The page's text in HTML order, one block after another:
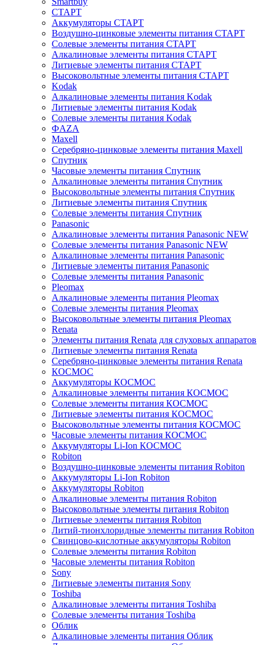
СТАРТ
Аккумуляторы СТАРТ
Воздушно-цинковые элементы питания СТАРТ
Солевые элементы питания СТАРТ
Алкалиновые элементы питания СТАРТ
Литиевые элементы питания СТАРТ
Высоковольтные элементы питания СТАРТ
Kodak
Алкалиновые элементы питания Kodak
Литиевые элементы питания Kodak
Солевые элементы питания Kodak
ФAZA
Maxell
Серебряно-цинковые элементы питания Maxell
Спутник
Часовые элементы питания Спутник
Алкалиновые элементы питания Спутник
Высоковольтные элементы питания Спутник
Литиевые элементы питания Спутник
Солевые элементы питания Спутник
Panasonic
Алкалиновые элементы питания Panasonic NEW
Солевые элементы питания Panasonic NEW
Алкалиновые элементы питания Panasonic
Литиевые элементы питания Panasonic
Солевые элементы питания Panasonic
Pleomax
Алкалиновые элементы питания Pleomax
Солевые элементы питания Pleomax
Высоковольтные элементы питания Pleomax
Renata
Элементы питания Renata для слуховых аппаратов
Литиевые элементы питания Renata
Серебряно-цинковые элементы питания Renata
КОСМОС
Аккумуляторы КОСМОС
Алкалиновые элементы питания КОСМОС
Солевые элементы питания КОСМОС
Литиевые элементы питания КОСМОС
Высоковольтные элементы питания КОСМОС
Часовые элементы питания КОСМОС
Аккумуляторы Li-Ion КОСМОС
Robiton
Воздушно-цинковые элементы питания Robiton
Аккумуляторы Li-Ion Robiton
Аккумуляторы Robiton
Алкалиновые элементы питания Robiton
Высоковольтные элементы питания Robiton
Литиевые элементы питания Robiton
Литий-тионхлоридные элементы питания Robiton
Свинцово-кислотные аккумуляторы Robiton
Солевые элементы питания Robiton
Часовые элементы питания Robiton
Sony
Литиевые элементы питания Sony
Toshiba
Алкалиновые элементы питания Toshiba
Солевые элементы питания Toshiba
Облик
Алкалиновые элементы питания Облик